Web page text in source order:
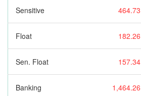
Sensitive 464.73
Float 182.26
Sen. Float 157.34
Banking 1,464.26